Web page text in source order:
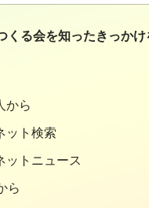
くる会を知ったきっか
から
ット検索
ットニュース
ら